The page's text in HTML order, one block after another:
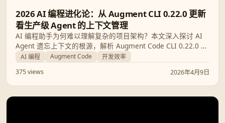
2026 AI 编程进化论：从 Augment CLI 0.22.0 更新
看生产级 Agent 的上下文管理
AI 编程助手为何难以理解复杂的项目架构？本文深入探讨 AI
Agent 遗忘上下文的根源，解析 Augment Code CLI 0.22.0 的
最新特性，并为您对比 Cursor、Windsurf 及 Intent 等 6 款顶
AI 编程 Augment Code
开发效率
375 views
2026年4月9日